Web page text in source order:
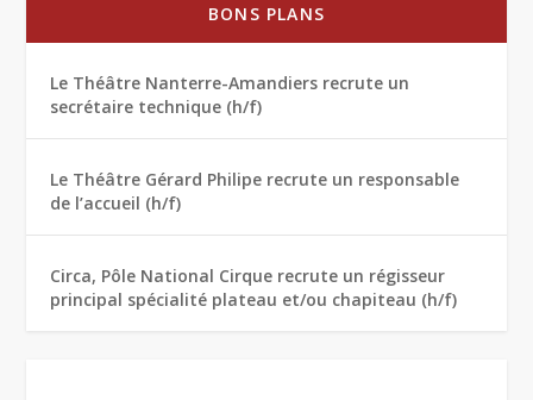
BONS PLANS
Le Théâtre Nanterre-Amandiers recrute un
secrétaire technique (h/f)
Le Théâtre Gérard Philipe recrute un responsable
de l’accueil (h/f)
Circa, Pôle National Cirque recrute un régisseur
principal spécialité plateau et/ou chapiteau (h/f)